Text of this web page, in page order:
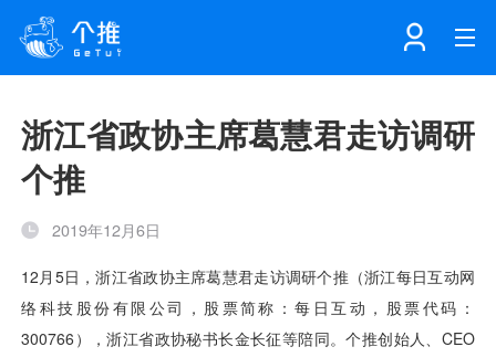
产品
个知·智能工作站
个知·智能营销AITA
解决方案
数据中台解决方案
开发者中心
浙江省政协主席葛慧君走访调研
个推
2019年12月6日